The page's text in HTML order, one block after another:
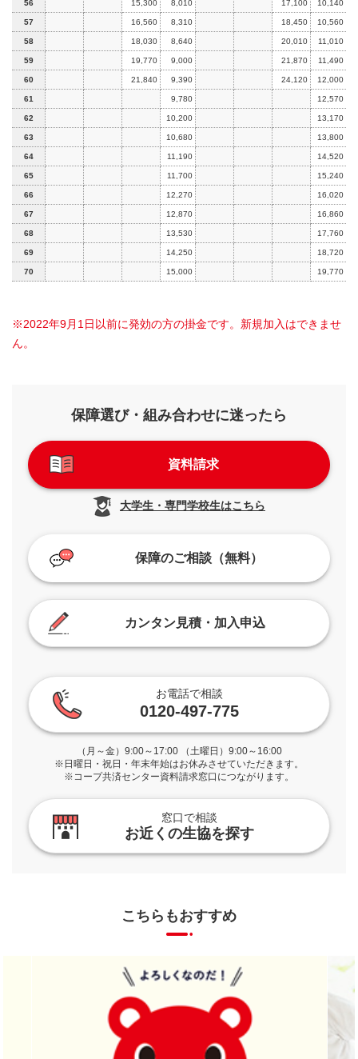
56 15,300 8,010 17,100 10,140
57 16,560 8,310 18,450 10,560
58 18,030 8,640 20,010 11,010
59 19,770 9,000 21,870 11,490
60 21,840 9,390 24,120 12,000
61 9,780 12,570
62 10,200 13,170
63 10,680 13,800
64 11,190 14,520
65 11,700 15,240
66 12,270 16,020
67 12,870 16,860
68 13,530 17,760
69 14,250 18,720
70 15,000 19,770
※2022年9月1日以前に発効の方の掛金です。新規加入はできませ
ん。
保障選び・組み合わせに迷ったら
資料請求
大学生・専門学校生はこちら
保障のご相談（無料）
カンタン見積・加入申込
お電話で相談
0120-497-775
（月～金）9:00～17:00 （土曜日）9:00～16:00
※日曜日・祝日・年末年始はお休みさせていただきます。
※コープ共済センター資料請求窓口につながります。
窓口で相談
お近くの生協を探す
こちらもおすすめ